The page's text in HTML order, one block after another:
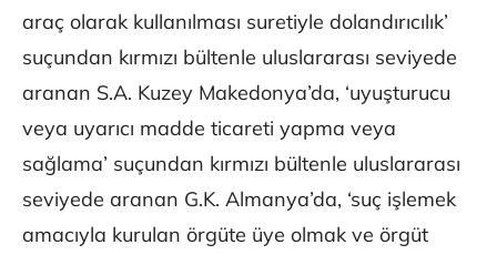
araç olarak kullanılması suretiyle dolandırıcılık’
suçundan kırmızı bültenle uluslararası seviyede
aranan S.A. Kuzey Makedonya’da, ‘uyuşturucu
veya uyarıcı madde ticareti yapma veya
sağlama’ suçundan kırmızı bültenle uluslararası
seviyede aranan G.K. Almanya’da, ‘suç işlemek
amacıyla kurulan örgüte üye olmak ve örgüt